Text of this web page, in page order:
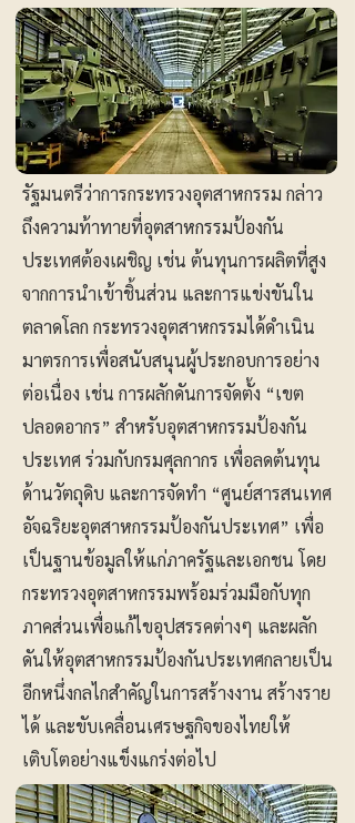
รัฐมนตรีว่าการกระทรวงอุตสาหกรรม กล่าว
ถึงความท้าทายที่อุตสาหกรรมป้องกัน
ประเทศต้องเผชิญ เช่น ต้นทุนการผลิตที่สูง
จากการนำเข้าชิ้นส่วน และการแข่งขันใน
ตลาดโลก กระทรวงอุตสาหกรรมได้ดำเนิน
มาตรการเพื่อสนับสนุนผู้ประกอบการอย่าง
ต่อเนื่อง เช่น การผลักดันการจัดตั้ง “เขต
ปลอดอากร” สำหรับอุตสาหกรรมป้องกัน
ประเทศ ร่วมกับกรมศุลกากร เพื่อลดต้นทุน
ด้านวัตถุดิบ และการจัดทำ “ศูนย์สารสนเทศ
อัจฉริยะอุตสาหกรรมป้องกันประเทศ” เพื่อ
เป็นฐานข้อมูลให้แก่ภาครัฐและเอกชน โดย
กระทรวงอุตสาหกรรมพร้อมร่วมมือกับทุก
ภาคส่วนเพื่อแก้ไขอุปสรรคต่างๆ และผลัก
ดันให้อุตสาหกรรมป้องกันประเทศกลายเป็น
อีกหนึ่งกลไกสำคัญในการสร้างงาน สร้างราย
ได้ และขับเคลื่อนเศรษฐกิจของไทยให้
เติบโตอย่างแข็งแกร่งต่อไป